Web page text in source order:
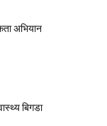
अभियान
बिगडा